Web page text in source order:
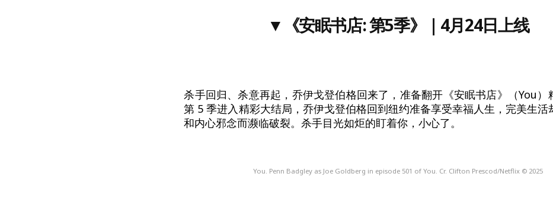
▼ 《安眠书店: 第5季》 ｜4月24日上线
杀手回归、杀意再起，乔伊戈登伯格回来了，准备翻开《安眠书店》（You）
第 5 季进入精彩大结局，乔伊戈登伯格回到纽约准备享受幸福人生，完美生活
和内心邪念而濒临破裂。杀手目光如炬的盯着你，小心了。
You. Penn Badgley as Joe Goldberg in episode 501 of You. Cr. Clifton Prescod/Netflix © 2025